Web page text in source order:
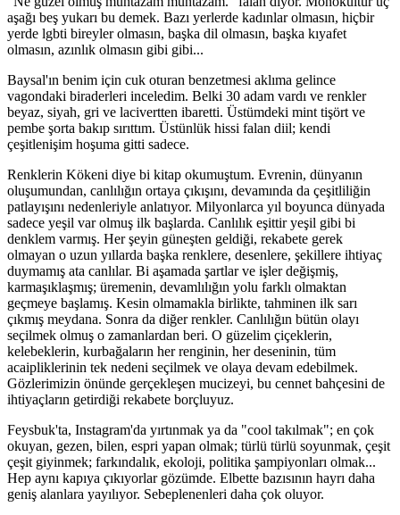
aşağı beş yukarı bu demek. Bazı yerlerde kadınlar olmasın, hiçbir
yerde lgbti bireyler olmasın, başka dil olmasın, başka kıyafet
olmasın, azınlık olmasın gibi gibi...
Baysal'ın benim için cuk oturan benzetmesi aklıma gelince
vagondaki biraderleri inceledim. Belki 30 adam vardı ve renkler
beyaz, siyah, gri ve lacivertten ibaretti. Üstümdeki mint tişört ve
pembe şorta bakıp sırıttım. Üstünlük hissi falan diil; kendi
çeşitlenişim hoşuma gitti sadece.
Renklerin Kökeni diye bi kitap okumuştum. Evrenin, dünyanın
oluşumundan, canlılığın ortaya çıkışını, devamında da çeşitliliğin
patlayışını nedenleriyle anlatıyor. Milyonlarca yıl boyunca dünyada
sadece yeşil var olmuş ilk başlarda. Canlılık eşittir yeşil gibi bi
denklem varmış. Her şeyin güneşten geldiği, rekabete gerek
olmayan o uzun yıllarda başka renklere, desenlere, şekillere ihtiyaç
duymamış ata canlılar. Bi aşamada şartlar ve işler değişmiş,
karmaşıklaşmış; üremenin, devamlılığın yolu farklı olmaktan
geçmeye başlamış. Kesin olmamakla birlikte, tahminen ilk sarı
çıkmış meydana. Sonra da diğer renkler. Canlılığın bütün olayı
seçilmek olmuş o zamanlardan beri. O güzelim çiçeklerin,
kelebeklerin, kurbağaların her renginin, her deseninin, tüm
acaipliklerinin tek nedeni seçilmek ve olaya devam edebilmek.
Gözlerimizin önünde gerçekleşen mucizeyi, bu cennet bahçesini de
ihtiyaçların getirdiği rekabete borçluyuz.
Feysbuk'ta, Instagram'da yırtınmak ya da "cool takılmak"; en çok
okuyan, gezen, bilen, espri yapan olmak; türlü türlü soyunmak, çeşit
çeşit giyinmek; farkındalık, ekoloji, politika şampiyonları olmak...
Hep aynı kapıya çıkıyorlar gözümde. Elbette bazısının hayrı daha
geniş alanlara yayılıyor. Sebeplenenleri daha çok oluyor.